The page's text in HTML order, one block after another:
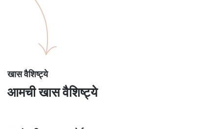
खास वैशिष्ट्ये
आमची खास वैशिष्ट्ये